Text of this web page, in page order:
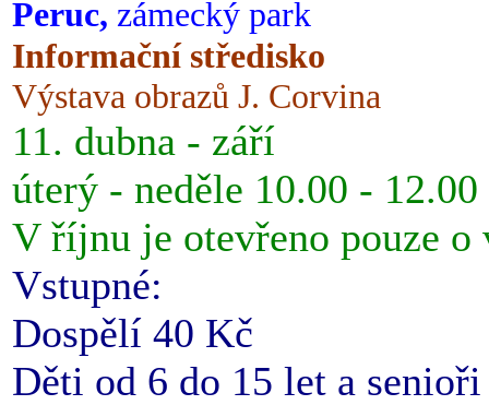
Peruc, zámecký park
Informační středisko
Výstava obrazů J. Corvina
11. dubna - září
úterý - neděle 10.00 -
V říjnu je otevřeno pouze o
Vstupné:
Dospělí 40 Kč
Děti od 6 do 15 let a